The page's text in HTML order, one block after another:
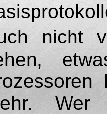
nicht